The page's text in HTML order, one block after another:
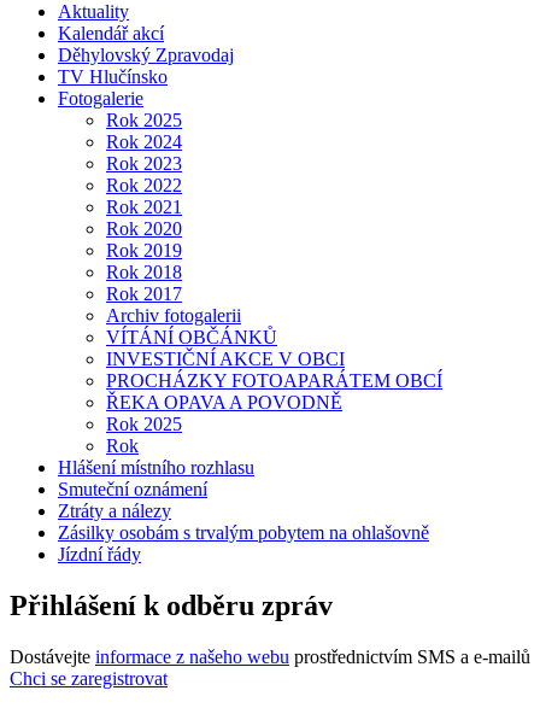
Aktuality
Kalendář akcí
Děhylovský Zpravodaj
TV Hlučínsko
Fotogalerie
Rok 2025
Rok 2024
Rok 2023
Rok 2022
Rok 2021
Rok 2020
Rok 2019
Rok 2018
Rok 2017
Archiv fotogalerii
VÍTÁNÍ OBČÁNKŮ
INVESTIČNÍ AKCE V OBCI
PROCHÁZKY FOTOAPARÁTEM OBCÍ
ŘEKA OPAVA A POVODNĚ
Rok 2025
Rok
Hlášení místního rozhlasu
Smuteční oznámení
Ztráty a nálezy
Zásilky osobám s trvalým pobytem na ohlašovně
Jízdní řády
Přihlášení k odběru zpráv
Dostávejte informace z našeho webu prostřednictvím SMS a e-mailů
Chci se zaregistrovat